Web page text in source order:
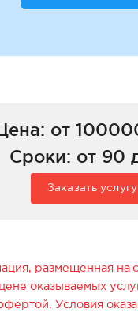
от
Сроки: от 90
Заказать услугу
размещенная на
оказываемых
Условия